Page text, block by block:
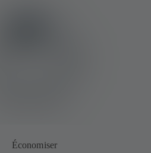
Économiser